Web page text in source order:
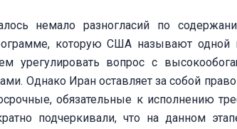
немало разногласий по
которую США называют одной
урегулировать вопрос с
Однако Иран оставляет за собой
обязательные к исполнению
подчеркивали, что на данном